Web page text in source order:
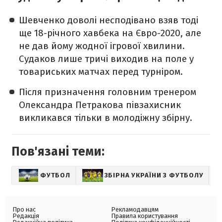
Шевченко доволі несподівано взяв тоді
ще 18-річного хавбека на Євро-2020, але
не дав йому жодної ігрової хвилини.
Судаков лише тричі виходив на поле у
товариських матчах перед турніром.
Після призначення головним тренером
Олександра Петракова півзахисник
викликався тільки в молодіжну збірну.
Пов'язані теми:
ФУТБОЛ ЗБІРНА УКРАЇНИ З ФУТБОЛУ
Про нас
Редакція
Рекламодавцям
Правила користування